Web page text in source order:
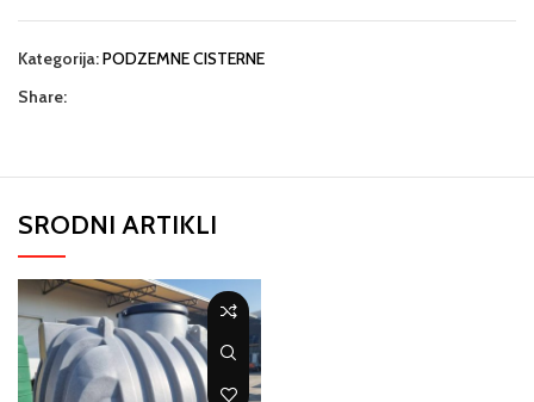
Kategorija:PODZEMNE CISTERNE
Share:
SRODNI ARTIKLI